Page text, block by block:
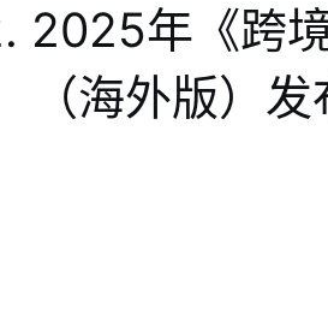
2025年《跨
（海外版）发